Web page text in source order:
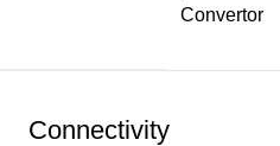
Convertor
Connectivity